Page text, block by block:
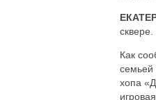
Как
семьей
хопа